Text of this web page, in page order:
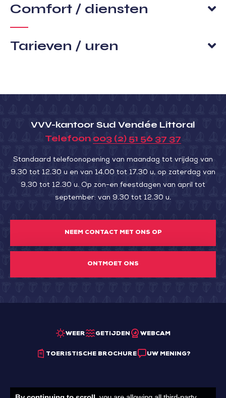
Comfort / diensten
Tarieven / uren
VVV-kantoor Sud Vendée Littoral
Telefoon 003 (2) 51 56 37 37
Standaard telefoonopening van maandag tot vrijdag van
9.30 tot 12.30 u en van 14.00 tot 17.30 u, op zaterdag van
9.30 tot 12.30 u. Op zon-en feestdagen van april tot
september: van 9.30 tot 12.30 u.
NEEM CONTACT MET ONS OP
ONTMOET ONS
WEER GETIJDEN WEBCAM
TOERISTISCHE BROCHURE UW MENING?